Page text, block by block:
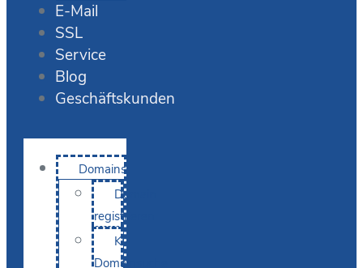
E-Mail
SSL
Service
Blog
Geschäftskunden
Domains
Domain
registrieren
KI-
Domainsuche